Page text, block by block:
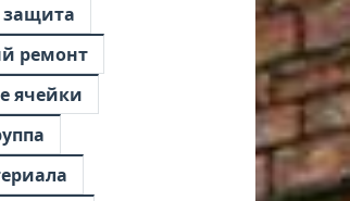
защита
ремонт
ячейки